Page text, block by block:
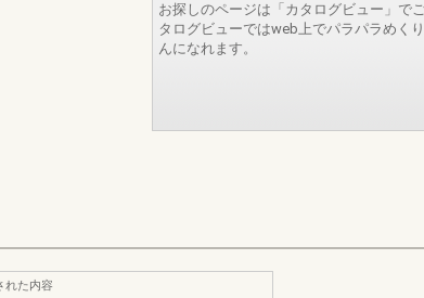
お探しのページは「カタログビュー」で
タログビューではweb上でパラパラめく
んになれます。
れた内容